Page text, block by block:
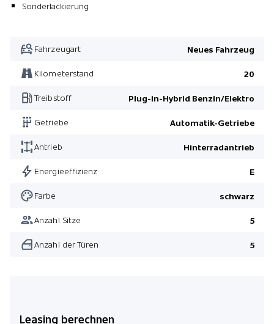
Sonderlackierung
Fahrzeugart Neues Fahrzeug
Kilometerstand 20
Treibstoff Plug-in-Hybrid Benzin/Elektro
Getriebe Automatik-Getriebe
Antrieb Hinterradantrieb
Energieeffizienz E
Farbe schwarz
Anzahl Sitze 5
Anzahl der Türen 5
Leasing berechnen